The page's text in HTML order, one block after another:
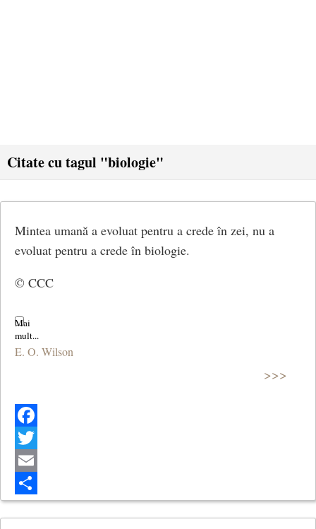
Citate cu tagul "biologie"
Mintea umană a evoluat pentru a crede în zei, nu a
evoluat pentru a crede în biologie.
© CCC
E. O. Wilson
>>>
Facebook
Twitter
Email
Share